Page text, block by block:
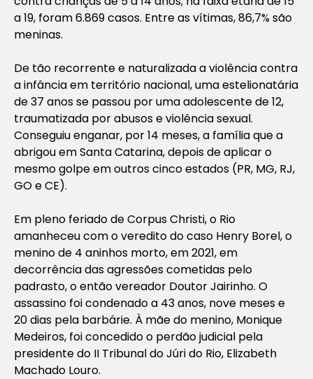
a 19, foram 6.869 casos. Entre as vítimas, 86,7% são
meninas.
De tão recorrente e naturalizada a violência contra
a infância em território nacional, uma estelionatária
de 37 anos se passou por uma adolescente de 12,
traumatizada por abusos e violência sexual.
Conseguiu enganar, por 14 meses, a família que a
abrigou em Santa Catarina, depois de aplicar o
mesmo golpe em outros cinco estados (PR, MG, RJ,
GO e CE).
Em pleno feriado de Corpus Christi, o Rio
amanheceu com o veredito do caso Henry Borel, o
menino de 4 aninhos morto, em 2021, em
decorrência das agressões cometidas pelo
padrasto, o então vereador Doutor Jairinho. O
assassino foi condenado a 43 anos, nove meses e
20 dias pela barbárie. À mãe do menino, Monique
Medeiros, foi concedido o perdão judicial pela
presidente do II Tribunal do Júri do Rio, Elizabeth
Machado Louro.